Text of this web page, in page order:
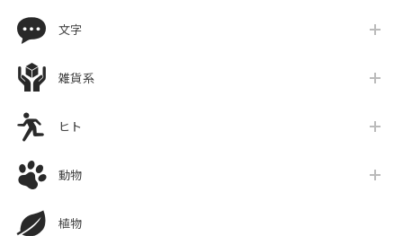
文字
雑貨系
ヒト
動物
植物